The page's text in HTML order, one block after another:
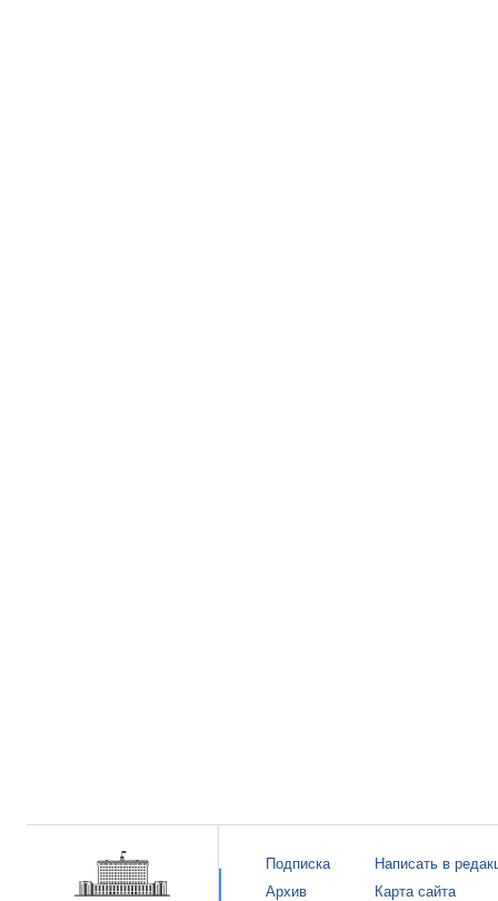
Подписка
Архив
Написать в
Карта сайта